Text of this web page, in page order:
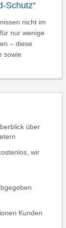
Schutz“
nicht im
nur wenige
– diese
sowie
über
wir
Kunden